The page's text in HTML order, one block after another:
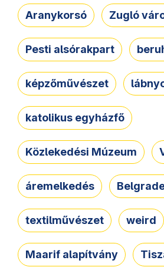
Aranykorsó Zugló
Pesti alsórakpart
képzőművészet
katolikus egyházfő
Közlekedési Múzeum
áremelkedés
textilművészet weird
Maarif alapítvány